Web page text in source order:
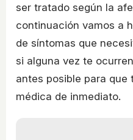
ser tratado según la
continuación vamos a
de síntomas que
si alguna vez te
antes posible para que
médica de inmediato.